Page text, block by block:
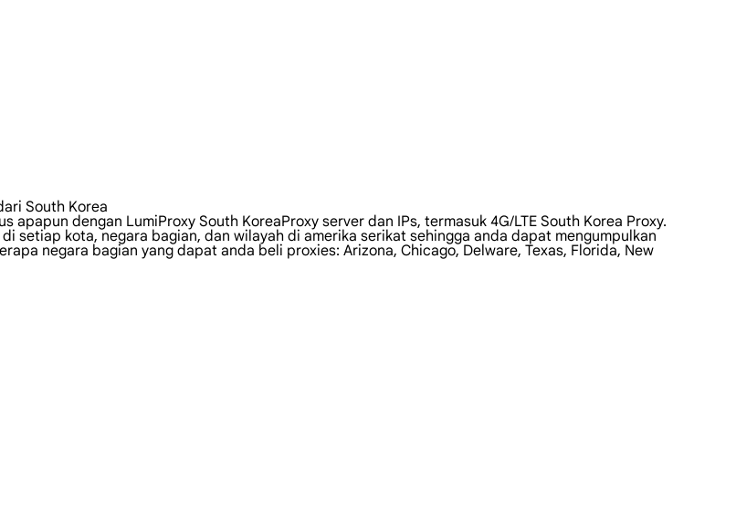
South Korea
dengan LumiProxy South KoreaProxy server dan IPs, termasuk 4G/LTE South Korea Proxy.
setiap kota, negara bagian, dan wilayah di amerika serikat sehingga anda dapat mengumpulkan
negara bagian yang dapat anda beli proxies: Arizona, Chicago, Delware, Texas, Florida, New